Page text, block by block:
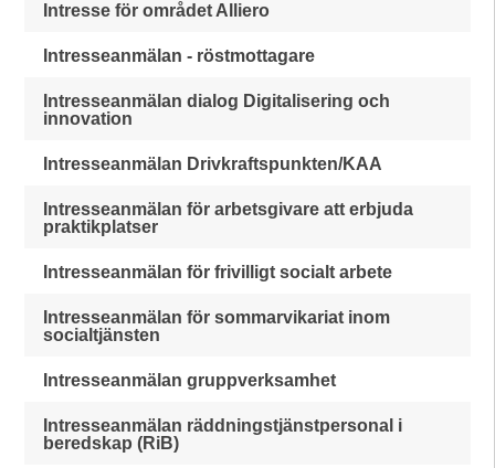
Intresse för området Alliero
Intresseanmälan - röstmottagare
Intresseanmälan dialog Digitalisering och
innovation
Intresseanmälan Drivkraftspunkten/KAA
Intresseanmälan för arbetsgivare att erbjuda
praktikplatser
Intresseanmälan för frivilligt socialt arbete
Intresseanmälan för sommarvikariat inom
socialtjänsten
Intresseanmälan gruppverksamhet
Intresseanmälan räddningstjänstpersonal i
beredskap (RiB)